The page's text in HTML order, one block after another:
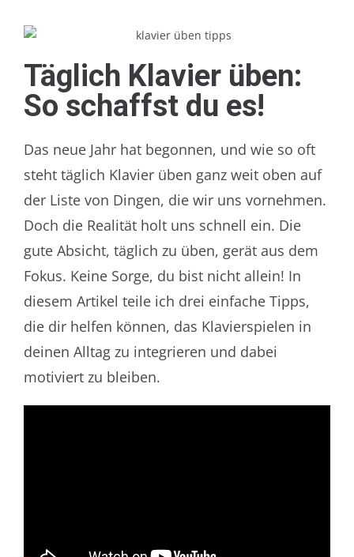
Täglich Klavier üben:
So schaffst du es!
Das neue Jahr hat begonnen, und wie so oft
steht täglich Klavier üben ganz weit oben auf
der Liste von Dingen, die wir uns vornehmen.
Doch die Realität holt uns schnell ein. Die
gute Absicht, täglich zu üben, gerät aus dem
Fokus. Keine Sorge, du bist nicht allein! In
diesem Artikel teile ich drei einfache Tipps,
die dir helfen können, das Klavierspielen in
deinen Alltag zu integrieren und dabei
motiviert zu bleiben.